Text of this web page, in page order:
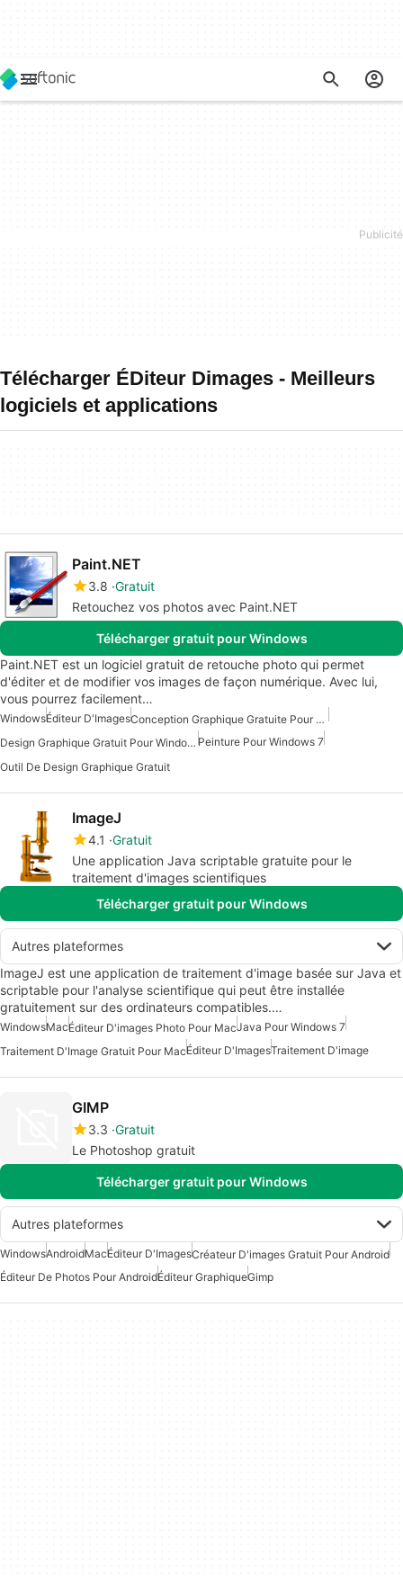
Télécharger ÉDiteur Dimages - Meilleurs
logiciels et applications
Paint.NET
3.8 Gratuit
Retouchez vos photos avec Paint.NET
Télécharger gratuit pour Windows
Paint.NET est un logiciel gratuit de retouche photo qui permet
d'éditer et de modifier vos images de façon numérique. Avec lui,
vous pourrez facilement…
WindowsÉditeur D'Images
Conception Graphique Gratuite Pour Windows
Design Graphique Gratuit Pour Windows Peinture Pour Windows 7
Outil De Design Graphique Gratuit
ImageJ
4.1 Gratuit
Une application Java scriptable gratuite pour le
traitement d'images scientifiques
Télécharger gratuit pour Windows
Autres plateformes
ImageJ est une application de traitement d'image basée sur Java et
scriptable pour l'analyse scientifique qui peut être installée
gratuitement sur des ordinateurs compatibles.…
WindowsMacÉditeur D'images Photo Pour MacJava Pour Windows 7
Traitement D'Image Gratuit Pour MacÉditeur D'ImagesTraitement D'image
GIMP
3.3 Gratuit
Le Photoshop gratuit
Télécharger gratuit pour Windows
Autres plateformes
WindowsAndroidMacÉditeur D'ImagesCréateur D'images Gratuit Pour Android
Éditeur De Photos Pour AndroidÉditeur GraphiqueGimp